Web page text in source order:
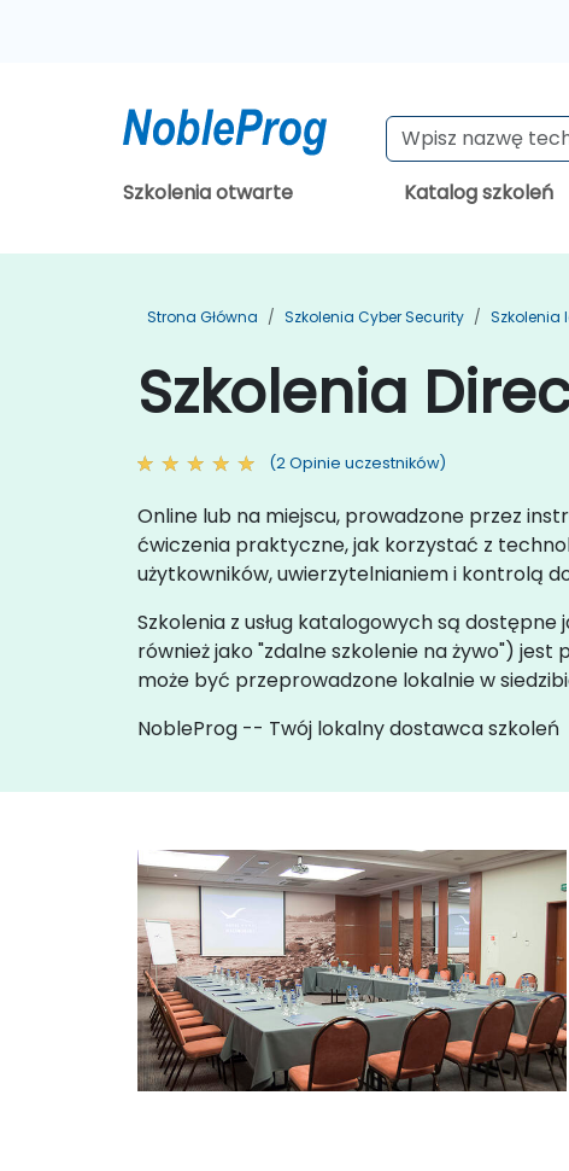
Szkolenia otwarte Katalog szkoleń
Strona Główna Szkolenia Cyber Security Szkolenia
Szkolenia
(2 Opinie uczestników)
Online lub na miejscu, prowadzone przez
ćwiczenia praktyczne, jak korzystać z
użytkowników, uwierzytelnianiem i kontrolą
Szkolenia z usług katalogowych są dostępne
również jako "zdalne szkolenie na żywo")
może być przeprowadzone lokalnie w
NobleProg -- Twój lokalny dostawca szkoleń